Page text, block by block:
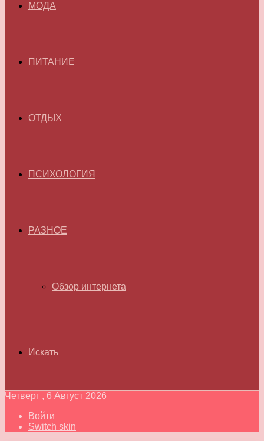
МОДА
ПИТАНИЕ
ОТДЫХ
ПСИХОЛОГИЯ
РАЗНОЕ
Обзор интернета
Искать
Четверг , 6 Август 2026
Войти
Switch skin